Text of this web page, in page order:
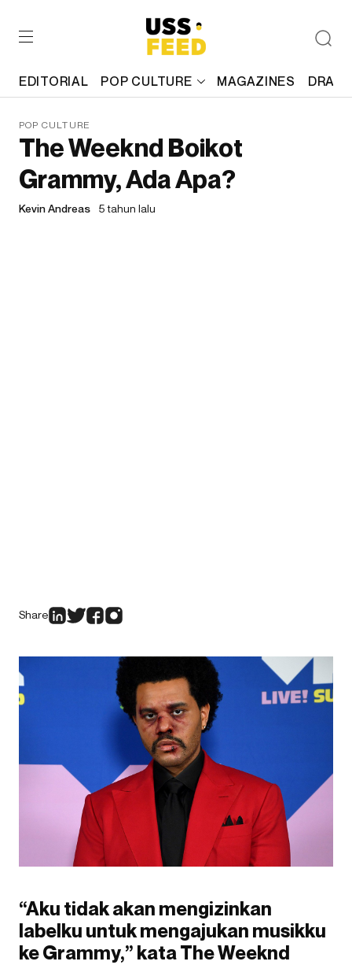
EDITORIAL POP CULTURE MAGAZINES
POP CULTURE
The Weeknd Boikot
Grammy, Ada Apa?
Kevin Andreas 5 tahun lalu
Share
“Aku tidak akan mengizinkan
labelku untuk mengajukan musikku
ke Grammy,” kata The Weeknd